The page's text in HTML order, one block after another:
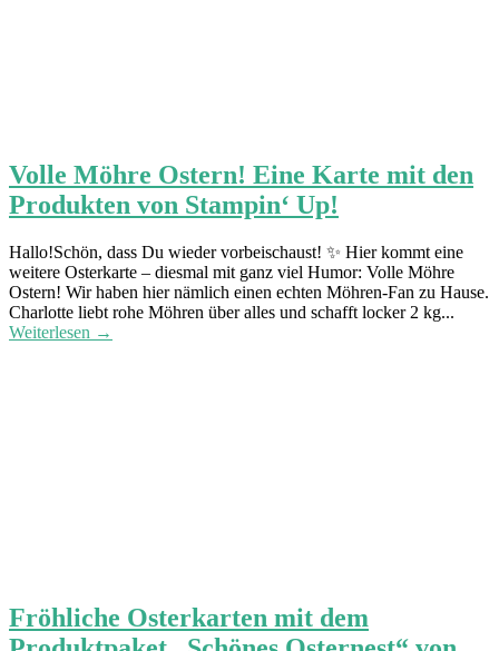
Volle Möhre Ostern! Eine Karte mit den
Produkten von Stampin‘ Up!
Hallo!Schön, dass Du wieder vorbeischaust! ✨ Hier kommt eine
weitere Osterkarte – diesmal mit ganz viel Humor: Volle Möhre
Ostern! Wir haben hier nämlich einen echten Möhren-Fan zu Hause.
Charlotte liebt rohe Möhren über alles und schafft locker 2 kg...
Weiterlesen →
Fröhliche Osterkarten mit dem